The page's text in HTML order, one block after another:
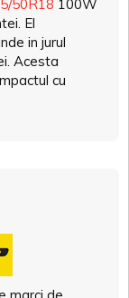
50R18 100W
El
in jurul
Acesta
cu